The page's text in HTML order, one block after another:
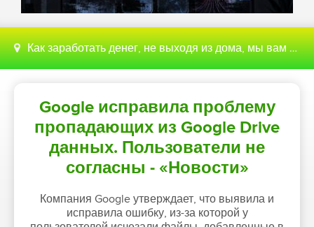
Как заработать денег, не выходя из дома, мы вам поможем с этим разобраться
Google исправила проблему
пропадающих из Google Drive
данных. Пользователи не
согласны - «Новости»
Компания Google утверждает, что выявила и
исправила ошибку, из-за которой у